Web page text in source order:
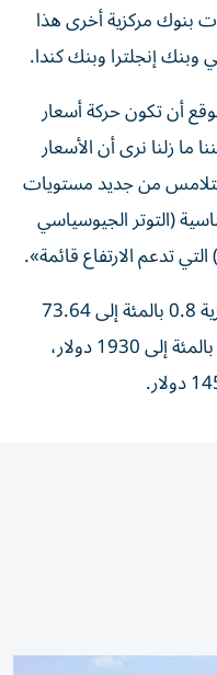
بنوك مركزية ‌أخرى هذا
وبنك إنجلترا وبنك كندا.
أن تكون حركة أسعار
زلنا ⁠نرى أن الأسعار
من جديد مستويات
(التوتر الجيوسياسي
⁠تدعم الارتفاع قائمة».
وارتفعت الفضة في المعاملات ​الفورية 0.8 بالمئة إلى 73.64
دولار للأوقية، وانخفض البلاتين 0.4 بالمئة إلى 1930 دولار،